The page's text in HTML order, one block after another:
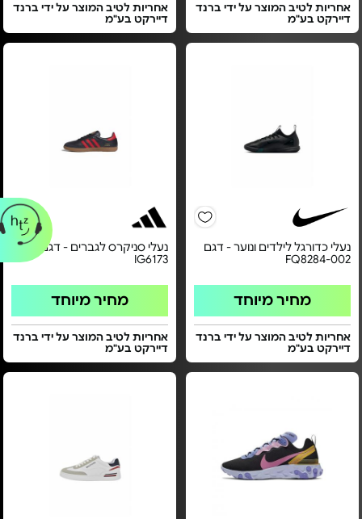
אחריות לטיב המוצר על ידי ברנד
דיירקט בע"מ
אחריות לטיב המוצר על ידי ברנד
דיירקט בע"מ
נעלי כדורגל לילדים ונוער - דגם
FQ8284-002
מחיר מיוחד
אחריות לטיב המוצר על ידי ברנד
דיירקט בע"מ
נעלי סניקרס לגברים - דגם
IG6173
מחיר מיוחד
אחריות לטיב המוצר על ידי ברנד
דיירקט בע"מ